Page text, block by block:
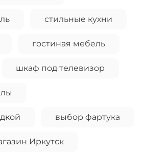
стильные кухни
гостиная мебель
шкаф под телевизор
выбор фартука
Иркутск